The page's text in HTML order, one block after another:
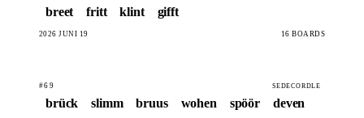
breet
fritt klint gifft
2026 JUNI 19 16 BOARDS
#69 SEDECORDLE
brück slimm bruus wohen spöör
deven